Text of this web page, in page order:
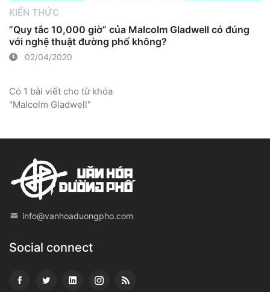
KIẾN THỨC
”Quy tắc 10,000 giờ” của Malcolm Gladwell có đúng
với nghệ thuật đường phố không?
02/04/2020
Có 1 bài viết cho từ khóa
"Malcolm Gladwell"
info@vanhoaduongpho.com
Social connect